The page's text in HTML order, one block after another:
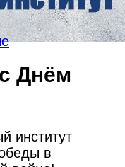
Днём
институт
в